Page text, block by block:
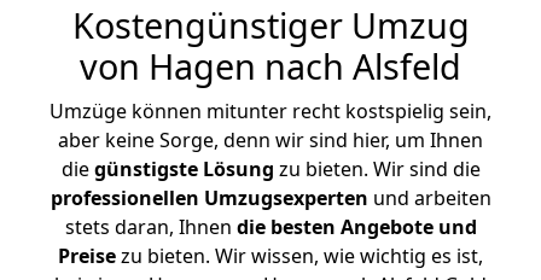
Kostengünstiger Umzug
von Hagen nach Alsfeld
Umzüge können mitunter recht kostspielig sein,
aber keine Sorge, denn wir sind hier, um Ihnen
diegünstigste Lösung zu bieten. Wir sind die
professionellen Umzugsexperten und arbeiten
stets daran, Ihnen die besten Angebote und
Preisezu bieten. Wir wissen, wie wichtig es ist,